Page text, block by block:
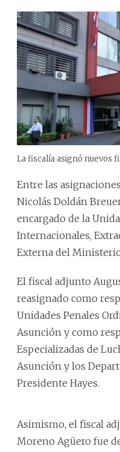
La fiscalía asignó nuevos
Entre las
Nicolás Doldán
encargado de la
Internacionales,
Externa del
El fiscal adjunto
reasignado como
Unidades Penales
Asunción y como
Especializadas de
Asunción y los
Presidente Hayes.
Asimismo, el fiscal
Moreno Agüero fue